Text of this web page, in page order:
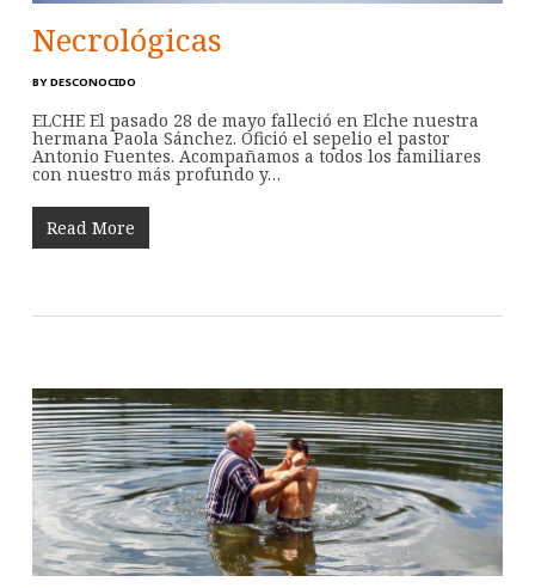
Necrológicas
BY DESCONOCIDO
ELCHE El pasado 28 de mayo falleció en Elche nuestra
hermana Paola Sánchez. Ofició el sepelio el pastor
Antonio Fuentes. Acompañamos a todos los familiares
con nuestro más profundo y…
Read More